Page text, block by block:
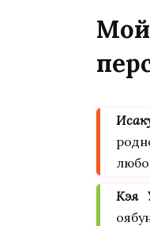
Мой
Кэя